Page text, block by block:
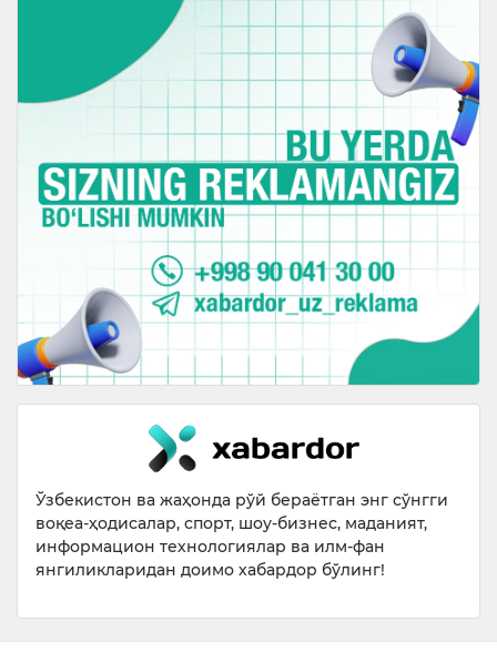
Ўзбекистон ва жаҳонда рўй бераётган энг сўнгги
воқеа-ҳодисалар, спорт, шоу-бизнес, маданият,
информацион технологиялар ва илм-фан
янгиликларидан доимо хабардор бўлинг!